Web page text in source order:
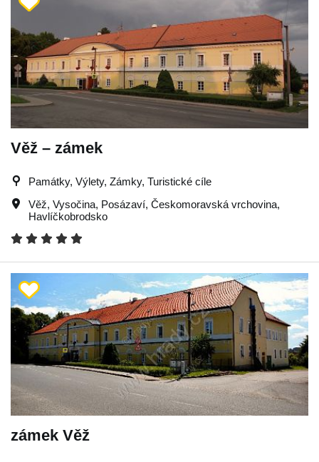
Věž – zámek
Památky, Výlety, Zámky, Turistické cíle
Věž, Vysočina, Posázaví, Českomoravská vrchovina,
Havlíčkobrodsko
zámek Věž